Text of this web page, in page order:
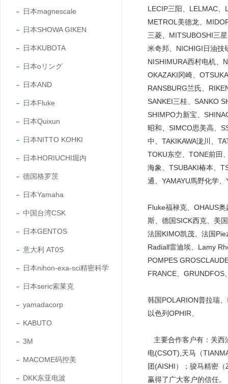
日本magnescale
日本SHOWA GIKEN
日本KUBOTA
日本oリング
日本AND
日本Fluke
日本Quixun
日本NITTO KOHKI
日本HORIUCHI堀内
德国格罗茨
日本Yamaha
中国台湾CSK
日本GENTOS
意大利 AT0S
日本nihon-exa-sci精密科学
日本seric索莱克
yamadacorp
KABUTO
3M
MACOME码控美
DKK东亚电波
LECIP三阳、LELMAC
METROL美德龙、
三菱、MITSUBOSHI三
米奇邦、NICHIGI日油技
NISHIMURA西村电机、
OKAZAKI冈崎、
RANSBURG兰氏、
SANKEI三桂、SANKO
SHIMPO力新宝、
昭和、SIMCO思美高、
中、TAKIKAWA泷川、
TOKU东空、TONE前田
海象、TSUBAKI椿本、
通、YAMAYU馬野化学
Fluke福禄克、OHAUS
斯、德国SICK西克、美
法国KIMO凯茂、法国
Radiall雷迪埃、Lamy
POMPES
FRANCE、GRUNDFOS
韩国POLARION普拉瑞
以色列OPHIR、
主要合作客户有：关西
电(CSOT),天马（
团(AISHI）；骏马精密
赢得了广大客户的信任